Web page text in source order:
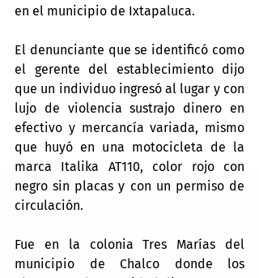
en el municipio de Ixtapaluca.
El denunciante que se identificó como
el gerente del establecimiento dijo
que un individuo ingresó al lugar y con
lujo de violencia sustrajo dinero en
efectivo y mercancía variada, mismo
que huyó en una motocicleta de la
marca Italika AT110, color rojo con
negro sin placas y con un permiso de
circulación.
Fue en la colonia Tres Marías del
municipio de Chalco donde los